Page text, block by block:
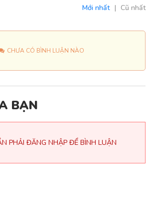
Mới nhất | Cũ nhất
CHƯA CÓ BÌNH LUẬN NÀO
BẠN
PHẢI ĐĂNG NHẬP ĐỂ BÌNH LUẬN